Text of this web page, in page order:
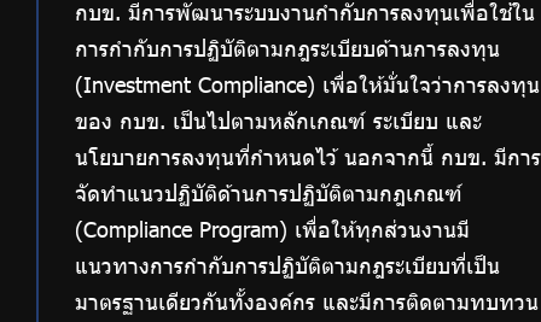
กบข. มีการพัฒนาระบบงานกำกับการลงทุนเพื่อใช้ใน
การกำกับการปฏิบัติตามกฎระเบียบด้านการลงทุน
(Investment Compliance) เพื่อให้มั่นใจว่าการลงทุน
ของ กบข. เป็นไปตามหลักเกณฑ์ ระเบียบ และ
นโยบายการลงทุนที่กำหนดไว้ นอกจากนี้ กบข. มีการ
จัดทำแนวปฏิบัติด้านการปฏิบัติตามกฎเกณฑ์
(Compliance Program) เพื่อให้ทุกส่วนงานมี
แนวทางการกำกับการปฏิบัติตามกฎระเบียบที่เป็น
มาตรฐานเดียวกันทั้งองค์กร และมีการติดตามทบทวน